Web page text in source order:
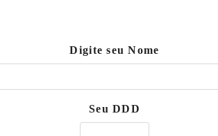
Digite seu Nome
Seu DDD